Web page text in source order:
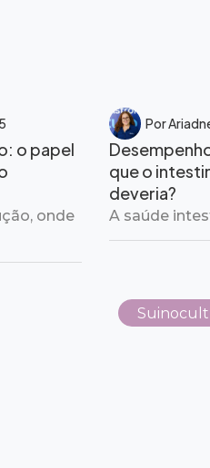
o papel
onde
Por
que o
deveria?
A saúde